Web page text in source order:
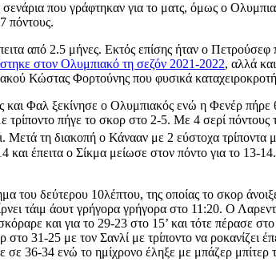
που γράφτηκαν για το ματς, όμως ο
πόντους.
από 2.5 μήνες. Εκτός επίσης ήταν ο Πετρούσεφ
στον Ολυμπιακό τη σεζόν 2021-2022, αλλά
Κώστας Φορτούνης που φυσικά
Φαλ ξεκίνησε ο Ολυμπιακός ενώ η Φενέρ πήρε
τρίποντο πήγε το σκορ στο 2-5. Με 4 σερί
Μετά τη διακοπή ο Κάνααν με 2 εύστοχα
έπειτα ο Σίκμα μείωσε στον πόντο για το 13-
του δεύτερου 10λέπτου, της οποίας το σκορ
τάιμ άουτ γρήγορα γρήγορα στο 11:20. Ο
και για το 29-23 στο 15’ και τότε πέρασε
31-25 με τον Σανλί με τρίποντο να ροκανίζει
36-34 ενώ το ημίχρονο έληξε με μπάζερ